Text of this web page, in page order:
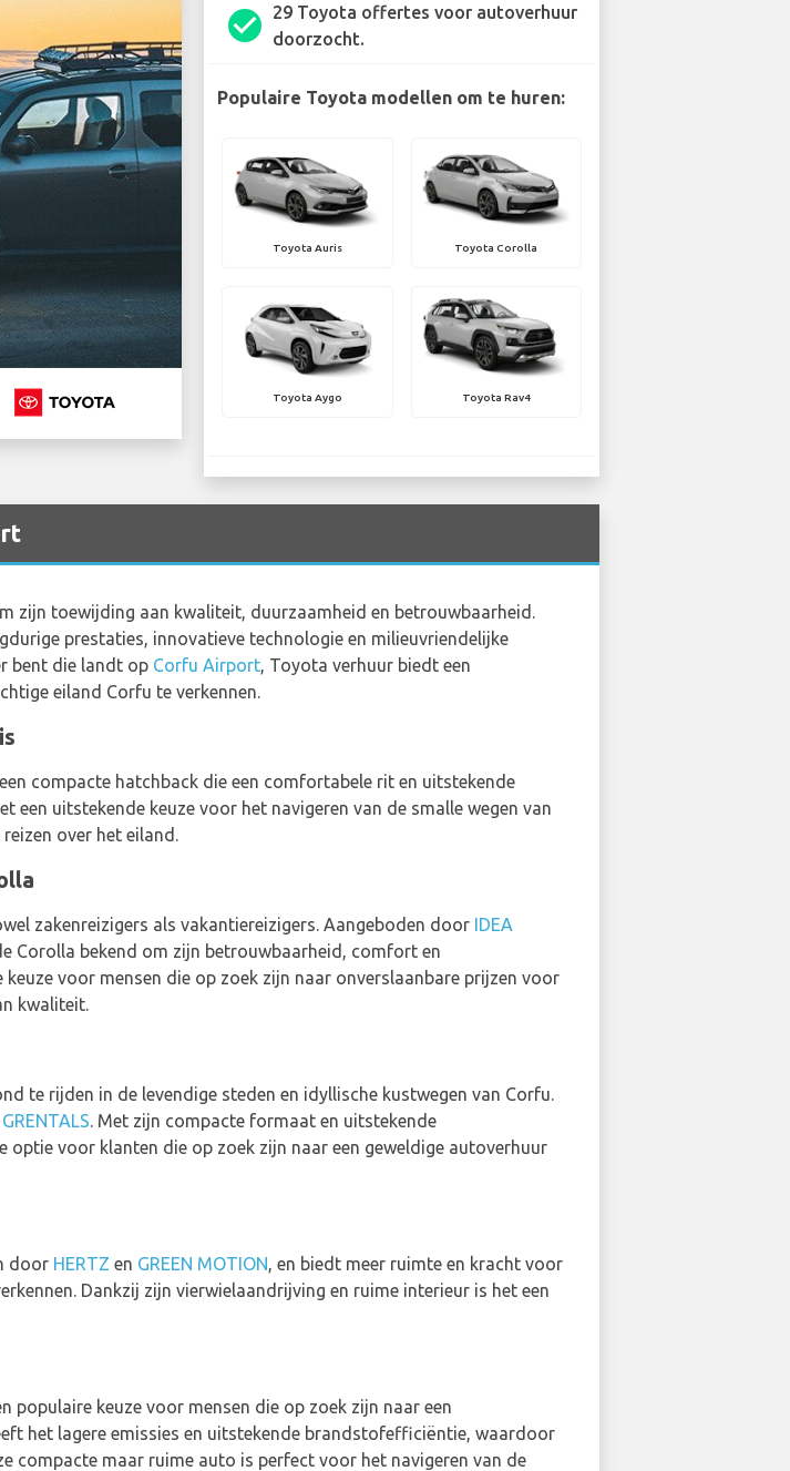
check_circle
29 Toyota offertes voor autoverhuur
doorzocht.
Populaire Toyota modellen om te huren:
Toyota Auris Toyota Corolla
Toyota Aygo Toyota Rav4
zijn toewijding aan kwaliteit, duurzaamheid en betrouwbaarheid.
prestaties, innovatieve technologie en milieuvriendelijke
bent die landt op Corfu Airport, Toyota verhuur biedt een
eiland Corfu te verkennen.
compacte hatchback die een comfortabele rit en uitstekende
uitstekende keuze voor het navigeren van de smalle wegen van
over het eiland.
zakenreizigers als vakantiereizigers. Aangeboden door IDEA
Corolla bekend om zijn betrouwbaarheid, comfort en
voor mensen die op zoek zijn naar onverslaanbare prijzen voor
kwaliteit.
te rijden in de levendige steden en idyllische kustwegen van Corfu.
GRENTALS. Met zijn compacte formaat en uitstekende
voor klanten die op zoek zijn naar een geweldige autoverhuur
door HERTZ en GREEN MOTION, en biedt meer ruimte en kracht voor
Dankzij zijn vierwielaandrijving en ruime interieur is het een
populaire keuze voor mensen die op zoek zijn naar een
het lagere emissies en uitstekende brandstofefficiëntie, waardoor
compacte maar ruime auto is perfect voor het navigeren van de